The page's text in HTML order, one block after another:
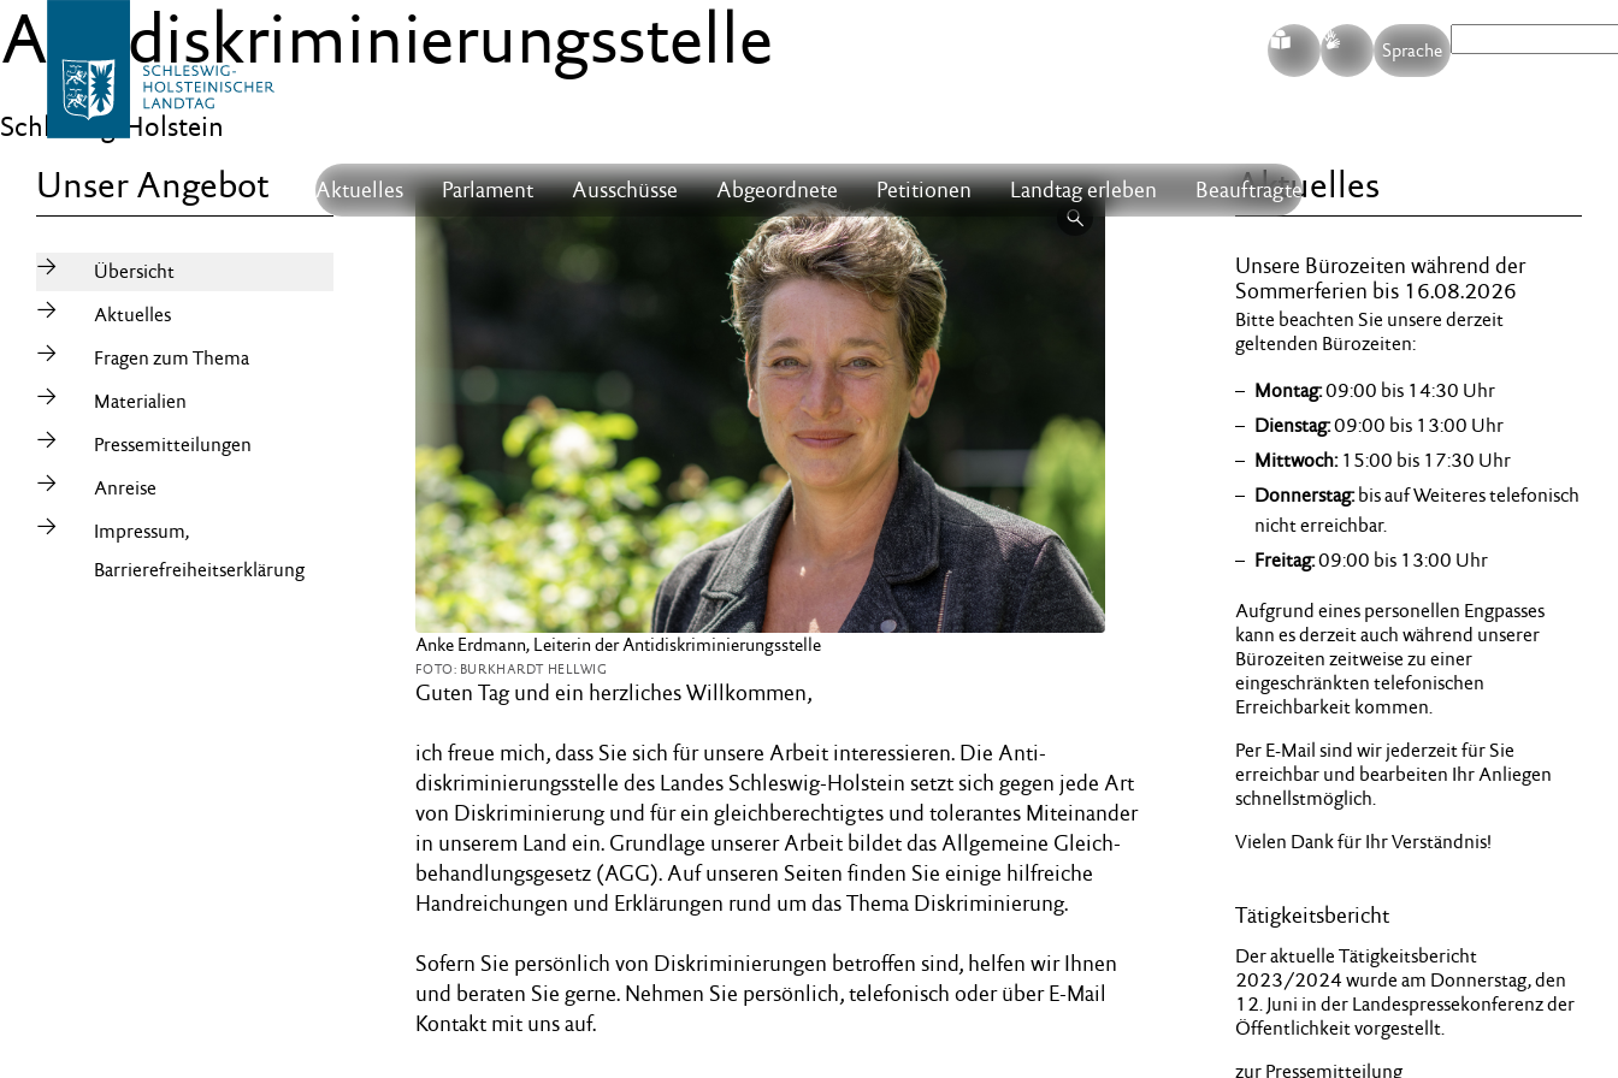
S G Sprache
Aktuelles Parlament Ausschüsse Abgeordnete Petitionen Landtag erleben Beauftragte
Anti­diskriminierungs­stelle
Schleswig-Holstein
Unser Angebot
Übersicht
Aktuelles
Fragen zum Thema
Materialien
Pressemitteilungen
Anreise
Impressum,
Barrierefreiheitserklärung
Anke Erdmann, Leiterin der Antidiskriminierungsstelle
FOTO: BURKHARDT HELLWIG
Guten Tag und ein herzliches Willkommen,
ich freue mich, dass Sie sich für unsere Arbeit interessieren. Die Anti­
diskriminierungsstelle des Landes Schleswig-Holstein setzt sich gegen jede Art
von Diskriminierung und für ein gleichberechtigtes und tolerantes Miteinander
in unserem Land ein. Grundlage unserer Arbeit bildet das Allgemeine Gleich­
behandlungsgesetz (AGG). Auf unseren Seiten finden Sie einige hilfreiche
Handreichungen und Erklärungen rund um das Thema Diskriminierung.
Sofern Sie persönlich von Diskriminierungen betroffen sind, helfen wir Ihnen
und beraten Sie gerne. Nehmen Sie persönlich, telefonisch oder über E-Mail
Kontakt mit uns auf.
Aktuelles
Unsere Bürozeiten während der
Sommerferien bis 16.08.2026
Bitte beachten Sie unsere derzeit
geltenden Bürozeiten:
Montag:09:00 bis 14:30 Uhr
Dienstag:09:00 bis 13:00 Uhr
Mittwoch:15:00 bis 17:30 Uhr
Donnerstag:bis auf Weiteres telefonisch
nicht erreichbar.
Freitag:09:00 bis 13:00 Uhr
Aufgrund eines personellen Engpasses
kann es derzeit auch während unserer
Bürozeiten zeitweise zu einer
eingeschränkten telefonischen
Erreichbarkeit kommen.
Per E-Mail sind wir jederzeit für Sie
erreichbar und bearbeiten Ihr Anliegen
schnellstmöglich.
Vielen Dank für Ihr Verständnis!
Tätigkeitsbericht
Der aktuelle Tätigkeitsbericht
2023/2024 wurde am Donnerstag, den
12. Juni in der Landespressekonferenz der
Öffentlichkeit vorgestellt.
zur Pressemitteilung